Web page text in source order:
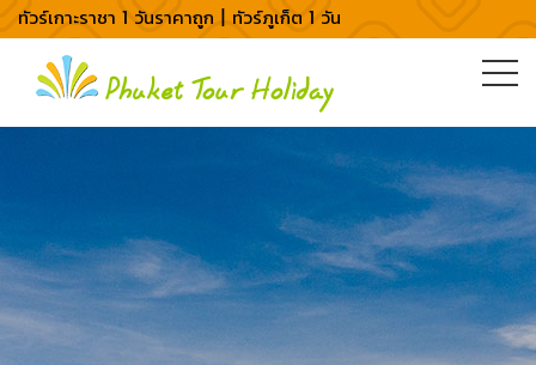
ทัวร์เกาะราชา 1 วันราคาถูก | ทัวร์ภูเก็ต 1 วัน